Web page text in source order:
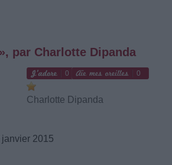
par Charlotte Dipanda
0 0
Charlotte Dipanda
janvier 2015